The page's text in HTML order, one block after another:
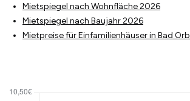
Mietspiegel nach Wohnfläche 2026
Mietspiegel nach Baujahr 2026
Mietpreise für Einfamilienhäuser in Bad Orb